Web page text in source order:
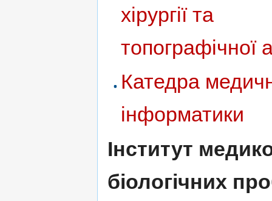
хірургії та
топографічної
Катедра
інформатики
Інститут
біологічних